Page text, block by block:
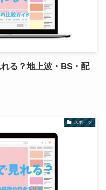
る？地上波・BS・配
スポーツ